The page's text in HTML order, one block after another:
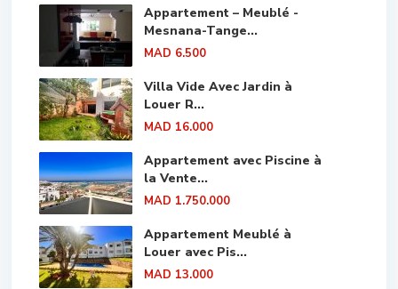
Appartement – Meublé -
Mesnana-Tange...
MAD 6.500
Villa Vide Avec Jardin à
Louer R...
MAD 16.000
Appartement avec Piscine à
la Vente...
MAD 1.750.000
Appartement Meublé à
Louer avec Pis...
MAD 13.000